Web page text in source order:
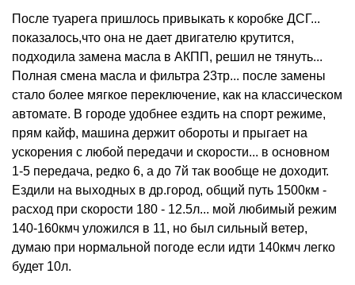
После туарега пришлось привыкать к коробке ДСГ...
показалось,что она не дает двигателю крутится,
подходила замена масла в АКПП, решил не тянуть...
Полная смена масла и фильтра 23тр... после замены
стало более мягкое переключение, как на классическом
автомате. В городе удобнее ездить на спорт режиме,
прям кайф, машина держит обороты и прыгает на
ускорения с любой передачи и скорости... в основном
1-5 передача, редко 6, а до 7й так вообще не доходит.
Ездили на выходных в др.город, общий путь 1500км -
расход при скорости 180 - 12.5л... мой любимый режим
140-160кмч уложился в 11, но был сильный ветер,
думаю при нормальной погоде если идти 140кмч легко
будет 10л.